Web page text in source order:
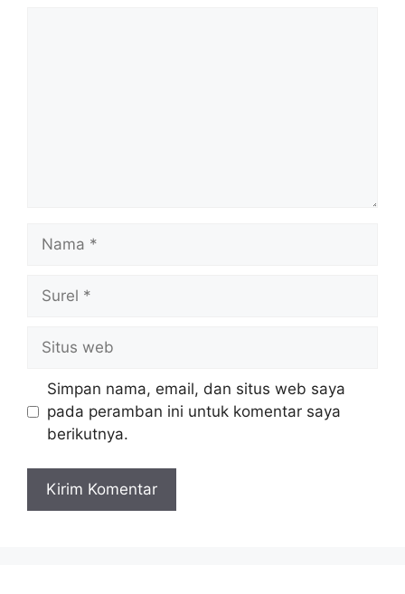
web
Simpan nama, email, dan situs web saya
pada peramban ini untuk komentar saya
berikutnya.